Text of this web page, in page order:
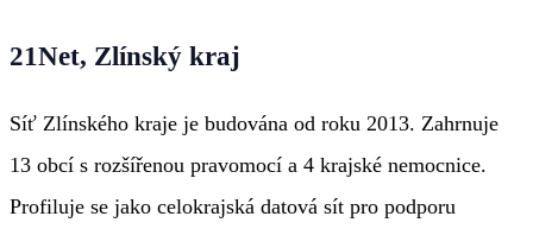
21Net, Zlínský kraj
Síť Zlínského kraje je budována od roku 2013. Zahrnuje
13 obcí s rozšířenou pravomocí a 4 krajské nemocnice.
Profiluje se jako celokrajská datová sít pro podporu